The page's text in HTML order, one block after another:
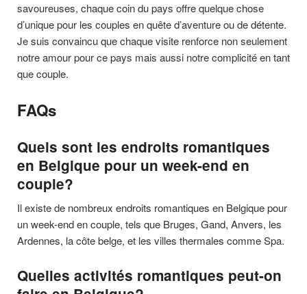
savoureuses, chaque coin du pays offre quelque chose
d’unique pour les couples en quête d’aventure ou de détente.
Je suis convaincu que chaque visite renforce non seulement
notre amour pour ce pays mais aussi notre complicité en tant
que couple.
FAQs
Quels sont les endroits romantiques
en Belgique pour un week-end en
couple?
Il existe de nombreux endroits romantiques en Belgique pour
un week-end en couple, tels que Bruges, Gand, Anvers, les
Ardennes, la côte belge, et les villes thermales comme Spa.
Quelles activités romantiques peut-on